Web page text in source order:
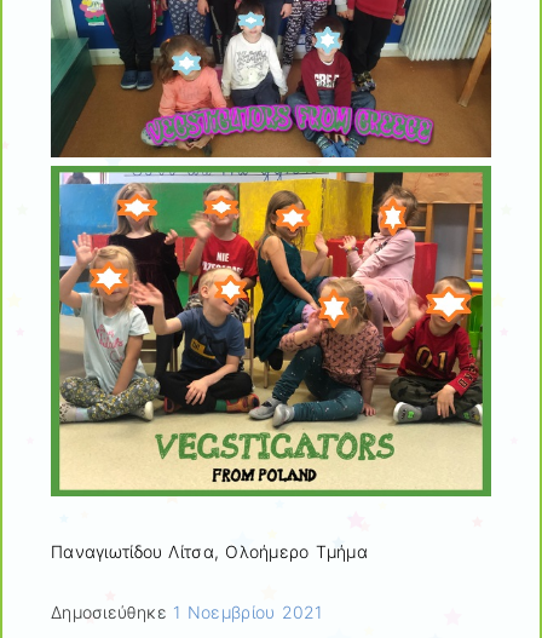
Παναγιωτίδου Λίτσα, Ολοήμερο Τμήμα
Δημοσιεύθηκε 1 Νοεμβρίου 2021